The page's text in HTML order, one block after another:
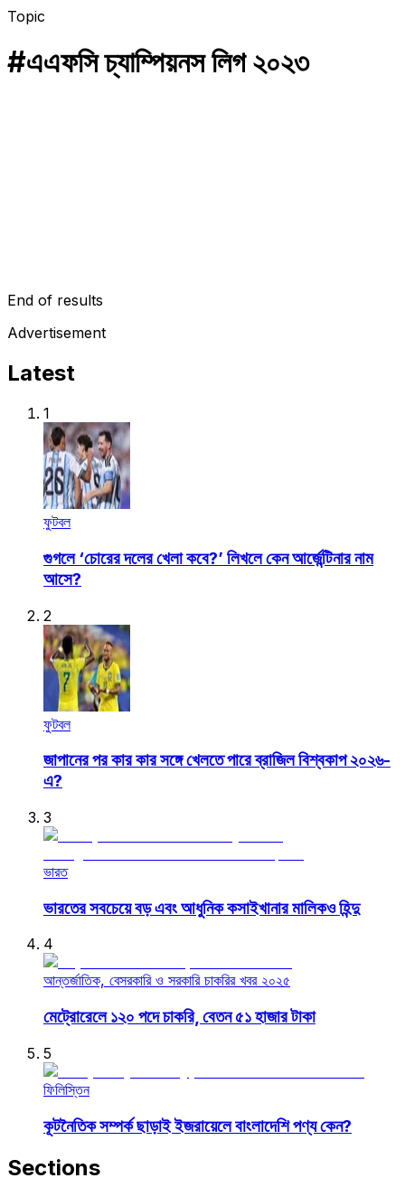
Topic
#এএফসি চ্যাম্পিয়নস লিগ ২০২৩
End of results
Advertisement
Latest
1
ফুটবল
গুগলে ‘চোরের দলের খেলা কবে?’ লিখলে কেন আর্জেন্টিনার নাম
আসে?
2
ফুটবল
জাপানের পর কার কার সঙ্গে খেলতে পারে ব্রাজিল বিশ্বকাপ ২০২৬-
এ?
3
ভারত
ভারতের সবচেয়ে বড় এবং আধুনিক কসাইখানার মালিকও হিন্দু
4
আন্তর্জাতিক, বেসরকারি ও সরকারি চাকরির খবর ২০২৫
মেট্রোরেলে ১২০ পদে চাকরি, বেতন ৫১ হাজার টাকা
5
ফিলিস্তিন
কূটনৈতিক সম্পর্ক ছাড়াই ইজরায়েলে বাংলাদেশি পণ্য কেন?
Sections